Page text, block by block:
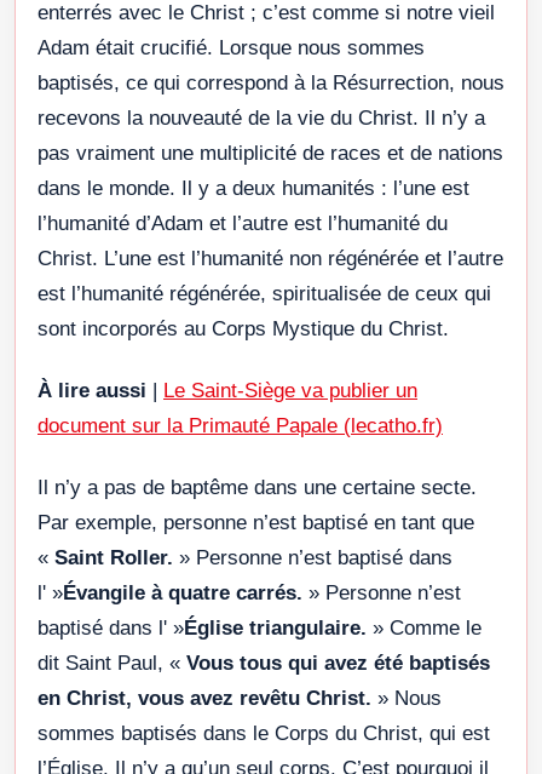
enterrés avec le Christ ; c’est comme si notre vieil
Adam était crucifié. Lorsque nous sommes
baptisés, ce qui correspond à la Résurrection, nous
recevons la nouveauté de la vie du Christ. Il n’y a
pas vraiment une multiplicité de races et de nations
dans le monde. Il y a deux humanités : l’une est
l’humanité d’Adam et l’autre est l’humanité du
Christ. L’une est l’humanité non régénérée et l’autre
est l’humanité régénérée, spiritualisée de ceux qui
sont incorporés au Corps Mystique du Christ.
À lire aussi
Le Saint-Siège va publier un
document sur la Primauté Papale ( lecatho.fr)
Il n’y a pas de baptême dans une certaine secte.
Par exemple, personne n’est baptisé en tant que
« Saint Roller. » Personne n’est baptisé dans
l' »Évangile à quatre carrés. » Personne n’est
baptisé dans l' »Église triangulaire. » Comme le
dit Saint Paul, « Vous tous qui avez été baptisés
en Christ, vous avez revêtu Christ. » Nous
sommes baptisés dans le Corps du Christ, qui est
l’Église. Il n’y a qu’un seul corps. C’est pourquoi il